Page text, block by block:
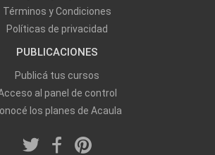
Términos y Condiciones
Políticas de privacidad
PUBLICACIONES
Publicá tus cursos
al panel de control
los planes de Acaula